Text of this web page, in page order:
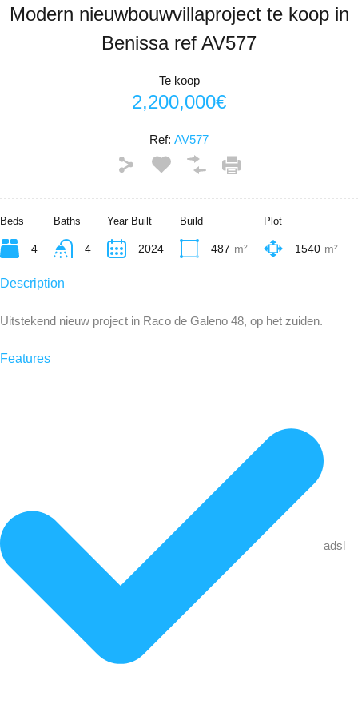
Modern nieuwbouwvillaproject te koop in
Benissa ref AV577
Te koop
2,200,000€
Ref: AV577
Beds
4
Baths
4
Year Built
2024
Build
487 m²
Plot
1540 m²
Description
Uitstekend nieuw project in Raco de Galeno 48, op het zuiden.
Features
adsl